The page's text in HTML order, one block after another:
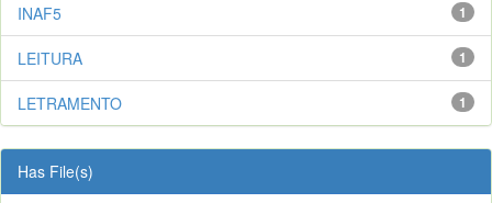
1
INAF5
1
LEITURA
1
LETRAMENTO
Has File(s)